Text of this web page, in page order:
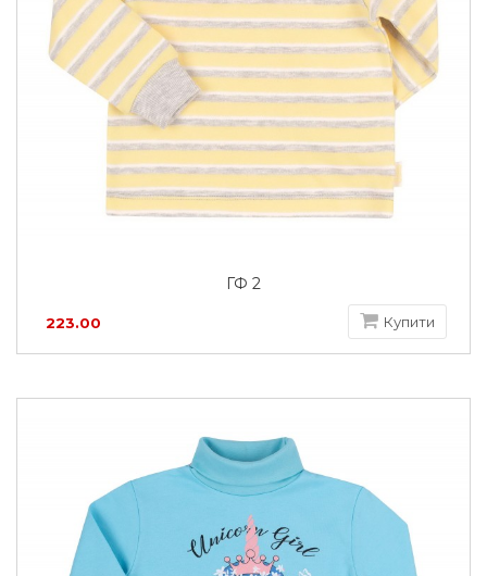
ГФ 2
223.00 Купити